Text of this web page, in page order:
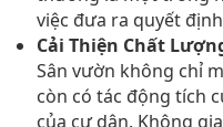
việc đưa ra quyết
Cải Thiện Chất
Sân vườn không chỉ
còn có tác động tích
của cư dân. Không